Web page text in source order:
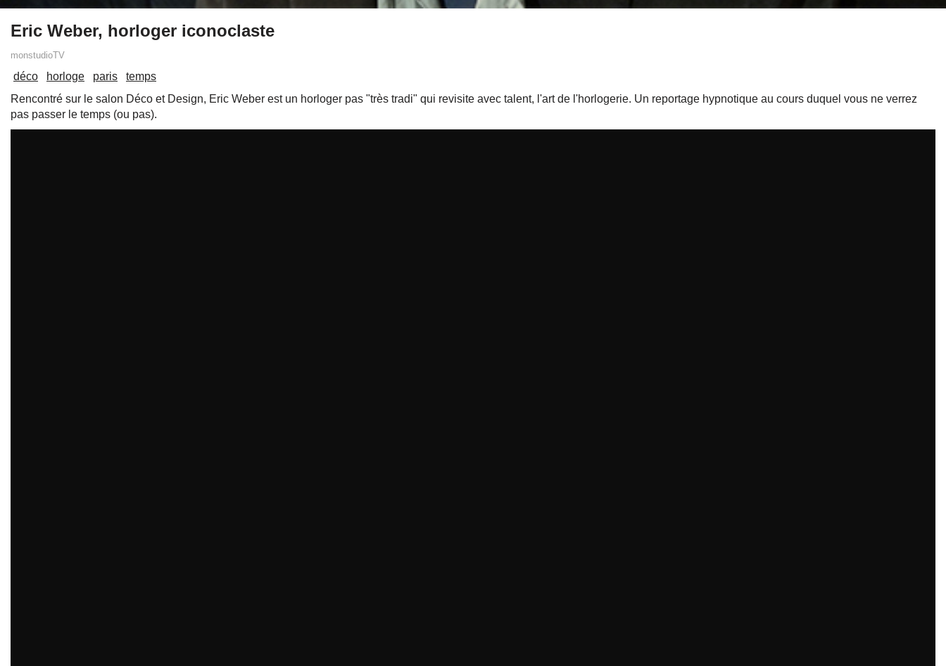
Eric Weber, horloger iconoclaste
monstudioTV
déco horloge paris
temps
Rencontré sur le salon Déco et Design, Eric Weber est un horloger pas "très tradi" qui revisite avec talent, l'art de l'horlogerie. Un reportage hypnotique au cours duquel vous ne verrez
pas passer le temps (ou pas).